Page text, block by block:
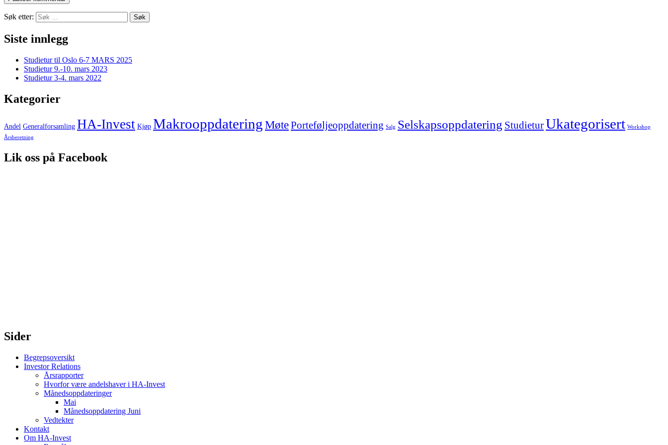
Søk etter:
Siste innlegg
Studietur til Oslo 6-7 MARS 2025
Studietur 9.-10. mars 2023
Studietur 3-4. mars 2022
Kategorier
Andel Generalforsamling HA-Invest Kjøp MakrooppdateringMøtePorteføljeoppdatering Salg Selskapsoppdatering StudieturUkategorisert Workshop
Årsberetning
Lik oss på Facebook
Sider
Begrepsoversikt
Investor Relations
Årsrapporter
Hvorfor være andelshaver i HA-Invest
Månedsoppdateringer
Mai
Månedsoppdatering Juni
Vedtekter
Kontakt
Om HA-Invest